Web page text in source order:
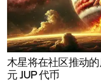
木星将在社区推动
元 JUP 代币